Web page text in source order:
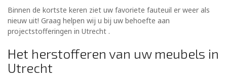
Binnen de kortste keren ziet uw favoriete fauteuil er weer als
nieuw uit! Graag helpen wij u bij uw behoefte aan
projectstofferingen in Utrecht .
Het herstofferen van uw meubels in
Utrecht